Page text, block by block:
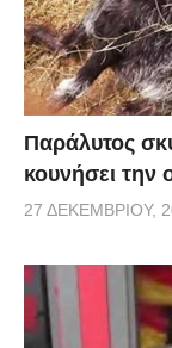
Παράλυτος
κουνήσει την
27 ΔΕΚΕΜΒΡΊΟΥ,